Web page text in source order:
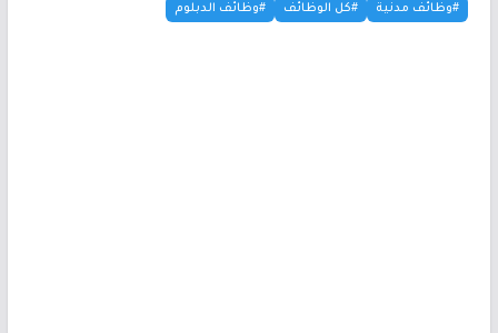
#وظائف مدنية #كل الوظائف #وظائف الدبلوم